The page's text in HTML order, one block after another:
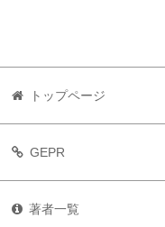
トップページ
GEPR
著者一覧